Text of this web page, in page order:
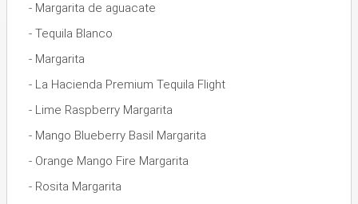
- Margarita de aguacate
- Tequila Blanco
- Margarita
- La Hacienda Premium Tequila Flight
- Lime Raspberry Margarita
- Mango Blueberry Basil Margarita
- Orange Mango Fire Margarita
- Rosita Margarita